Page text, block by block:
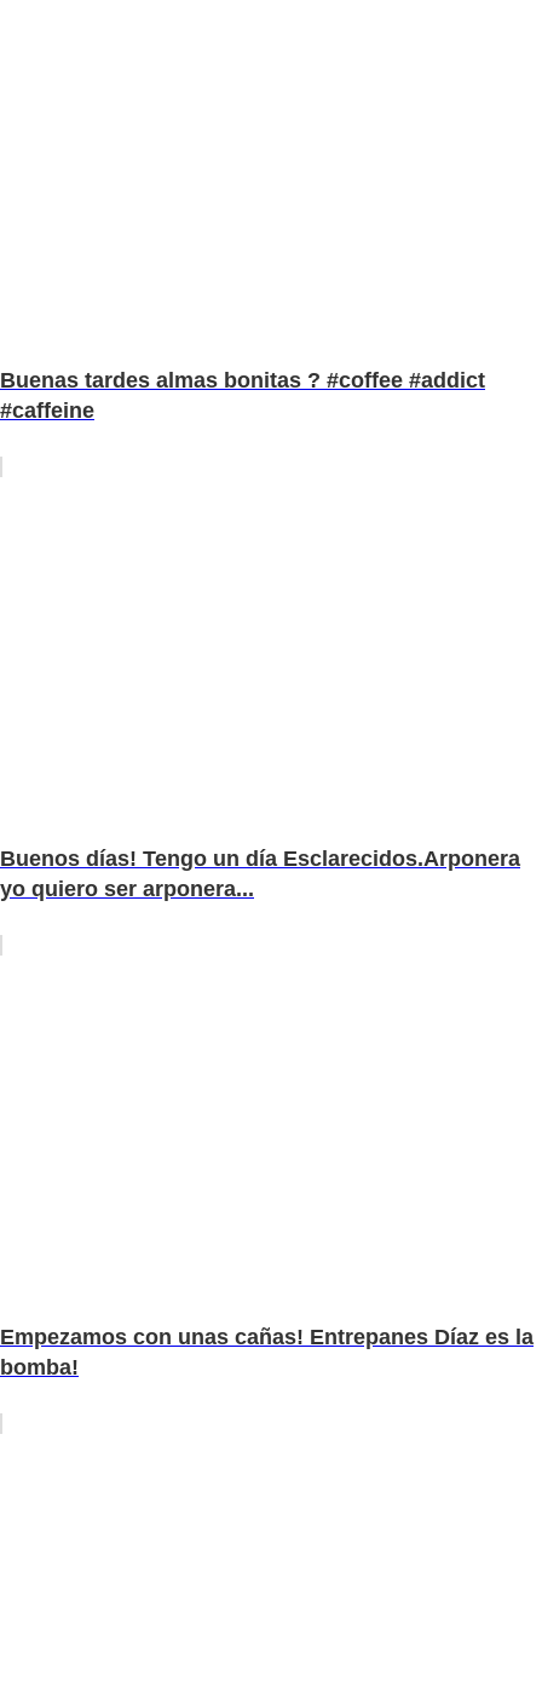
Buenas tardes almas bonitas ? #coffee #addict
#caffeine
Buenos días! Tengo un día Esclarecidos.Arponera
yo quiero ser arponera...
Empezamos con unas cañas! Entrepanes Díaz es la
bomba!